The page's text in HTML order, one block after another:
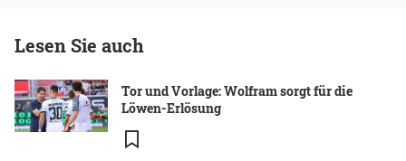
Lesen Sie auch
Tor und Vorlage: Wolfram sorgt für die
Löwen-Erlösung